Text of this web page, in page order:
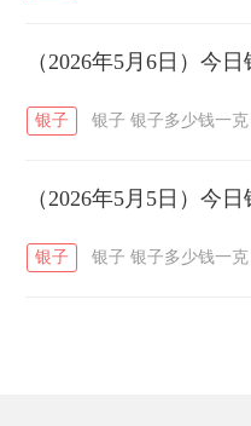
（2026年5月6日）今
银子 银子 银子多少钱一克
（2026年5月5日）今
银子 银子 银子多少钱一克